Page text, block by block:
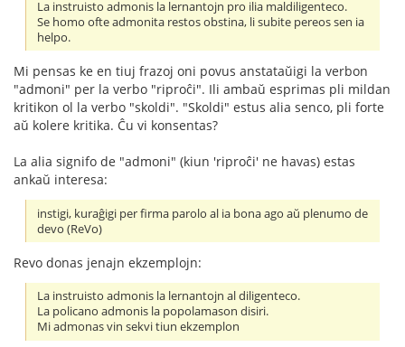
La instruisto admonis la lernantojn pro ilia maldiligenteco.
Se homo ofte admonita restos obstina, li subite pereos sen ia
helpo.
Mi pensas ke en tiuj frazoj oni povus anstataŭigi la verbon
"admoni" per la verbo "riproĉi". Ili ambaŭ esprimas pli mildan
kritikon ol la verbo "skoldi". "Skoldi" estus alia senco, pli forte
aŭ kolere kritika. Ĉu vi konsentas?
La alia signifo de "admoni" (kiun 'riproĉi' ne havas) estas
ankaŭ interesa:
instigi, kuraĝigi per firma parolo al ia bona ago aŭ plenumo de
devo (ReVo)
Revo donas jenajn ekzemplojn:
La instruisto admonis la lernantojn al diligenteco.
La policano admonis la popolamason disiri.
Mi admonas vin sekvi tiun ekzemplon